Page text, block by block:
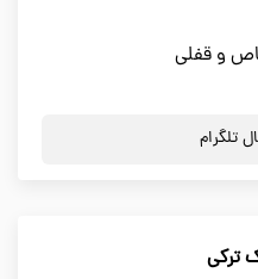
و قفلی
تلگرام
ترکی